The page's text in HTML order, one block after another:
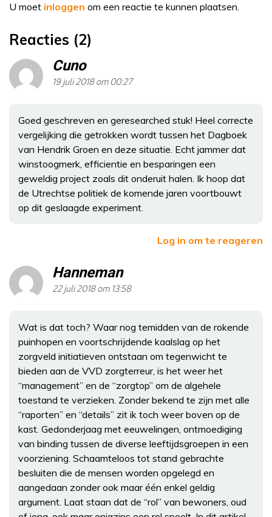
U moet inloggen om een reactie te kunnen plaatsen.
Reacties (2)
Cuno
19 juli 2018 om 00:27
Goed geschreven en geresearched stuk! Heel correcte
vergelijking die getrokken wordt tussen het Dagboek
van Hendrik Groen en deze situatie. Echt jammer dat
winstoogmerk, efficientie en besparingen een
geweldig project zoals dit onderuit halen. Ik hoop dat
de Utrechtse politiek de komende jaren voortbouwt
op dit geslaagde experiment.
Log in om te reageren
Hanneman
22 juli 2018 om 13:58
Wat is dat toch? Waar nog temidden van de rokende
puinhopen en voortschrijdende kaalslag op het
zorgveld initiatieven ontstaan om tegenwicht te
bieden aan de VVD zorgterreur, is het weer het
“management” en de “zorgtop” om de algehele
toestand te verzieken. Zonder bekend te zijn met alle
“raporten” en “details” zit ik toch weer boven op de
kast. Gedonderjaag met eeuwelingen, ontmoediging
van binding tussen de diverse leeftijdsgroepen in een
voorziening. Schaamteloos tot stand gebrachte
besluiten die de mensen worden opgelegd en
aangedaan zonder ook maar één enkel geldig
argument. Laat staan dat de “rol” van bewoners, oud